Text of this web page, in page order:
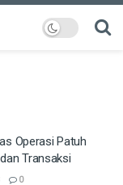
Operasi Patuh
Transaksi
0